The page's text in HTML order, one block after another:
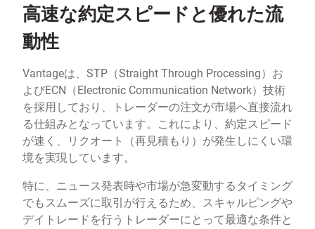
高速な約定スピードと優れた流
動性
Vantageは、STP（Straight Through Processing）お
よびECN（Electronic Communication Network）技術
を採用しており、トレーダーの注文が市場へ直接流れ
る仕組みとなっています。これにより、約定スピード
が速く、リクオート（再見積もり）が発生しにくい環
境を実現しています。
特に、ニュース発表時や市場が急変動するタイミング
でもスムーズに取引が行えるため、スキャルピングや
デイトレードを行うトレーダーにとって最適な条件と